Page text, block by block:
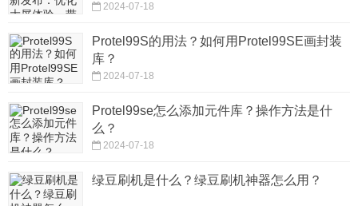
2024-07-18
Protel99S的用法？如何用Protel99SE画封装
库？
2024-07-18
Protel99se怎么添加元件库？操作方法是什
么？
2024-07-18
绿豆刷机是什么？绿豆刷机神器怎么用？